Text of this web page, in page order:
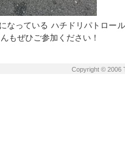
なっている ハチドリパトロー
もぜひご参加ください！
Copyright © 2006